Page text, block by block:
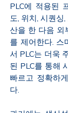
PLC에 적용된
도, 위치, 시퀀싱
산을 한 다음 외
를 제어한다. 스
서 PLC는 더욱
된 PLC를 통해
빠르고 정확하
다.